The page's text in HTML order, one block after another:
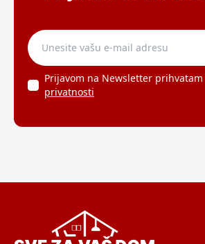
Prijavom na Newsletter prihvatam
privatnosti